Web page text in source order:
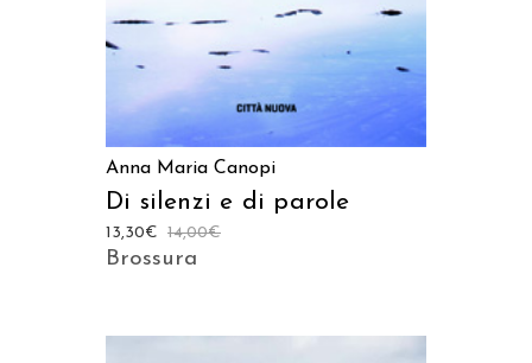
Anna Maria Canopi
Di silenzi e di parole
14,00€
13,30€
Brossura